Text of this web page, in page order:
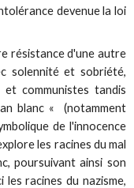
devenue la loi
résistance d'une autre
solennité et sobriété,
communistes tandis
blanc « (notamment
de l'innocence
les racines du mal
poursuivant ainsi son
racines du nazisme,